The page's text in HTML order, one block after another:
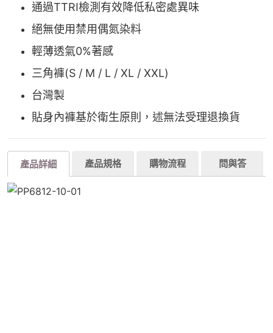
通過TTRI檢測有效降低私密處異味
絕無使用禁用偶氮染料
輕薄透氣0%著感
三角褲(S / M / L / XL / XXL)
台灣製
貼身內褲基於衛生原則，述無法受理退換貨
產品詳細 產品規格 購物流程 問與答